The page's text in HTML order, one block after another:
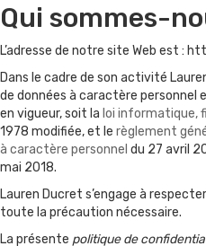
Qui sommes-
L’adresse de notre site Web est :
Dans le cadre de son activité
de données à caractère
en vigueur, soit la loi informatique,
1978 modifiée, et le règlement
à caractère personnel du 27 avril
mai 2018.
Lauren Ducret s’engage à
toute la précaution nécessaire.
La présente politique de